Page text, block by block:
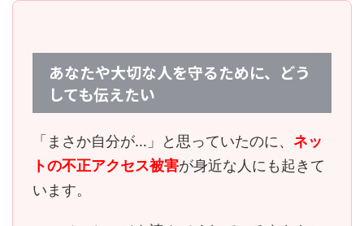
あなたや大切な人を守るために、どう
しても伝えたい
「まさか自分が…」と思っていたのに、 ネッ
トの不正アクセス被害が身近な人にも起きて
います。